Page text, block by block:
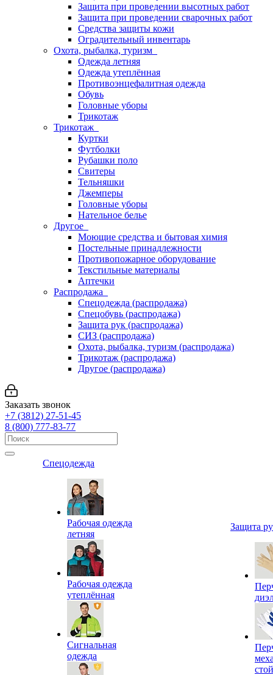
Защита при проведении высотных работ
Защита при проведении сварочных работ
Средства защиты кожи
Оградительный инвентарь
Охота, рыбалка, туризм
Одежда летняя
Одежда утеплённая
Противоэнцефалитная одежда
Обувь
Головные уборы
Трикотаж
Трикотаж
Куртки
Футболки
Рубашки поло
Свитеры
Тельняшки
Джемперы
Головные уборы
Нательное белье
Другое
Моющие средства и бытовая химия
Постельные принадлежности
Противопожарное оборудование
Текстильные материалы
Аптечки
Распродажа
Спецодежда (распродажа)
Спецобувь (распродажа)
Защита рук (распродажа)
СИЗ (распродажа)
Охота, рыбалка, туризм (распродажа)
Трикотаж (распродажа)
Другое (распродажа)
Заказать звонок
+7 (3812) 27-51-45
8 (800) 777-83-77
Спецодежда
Рабочая одежда
летняя
Рабочая одежда
утеплённая
Сигнальная
одежда
Защита